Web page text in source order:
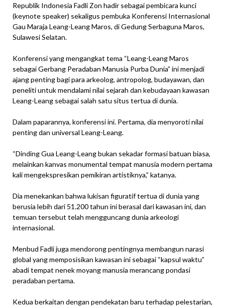
Republik Indonesia Fadli Zon hadir sebagai pembicara kunci
(keynote speaker) sekaligus pembuka Konferensi Internasional
Gau Maraja Leang-Leang Maros, di Gedung Serbaguna Maros,
Sulawesi Selatan.
Konferensi yang mengangkat tema “Leang-Leang Maros
sebagai Gerbang Peradaban Manusia Purba Dunia” ini menjadi
ajang penting bagi para arkeolog, antropolog, budayawan, dan
peneliti untuk mendalami nilai sejarah dan kebudayaan kawasan
Leang-Leang sebagai salah satu situs tertua di dunia.
Dalam paparannya, konferensi ini. Pertama, dia menyoroti nilai
penting dan universal Leang-Leang.
“Dinding Gua Leang-Leang bukan sekadar formasi batuan biasa,
melainkan kanvas monumental tempat manusia modern pertama
kali mengekspresikan pemikiran artistiknya,” katanya.
Dia menekankan bahwa lukisan figuratif tertua di dunia yang
berusia lebih dari 51.200 tahun ini berasal dari kawasan ini, dan
temuan tersebut telah mengguncang dunia arkeologi
internasional.
Menbud Fadli juga mendorong pentingnya membangun narasi
global yang memposisikan kawasan ini sebagai “kapsul waktu”
abadi tempat nenek moyang manusia merancang pondasi
peradaban pertama.
Kedua berkaitan dengan pendekatan baru terhadap pelestarian,